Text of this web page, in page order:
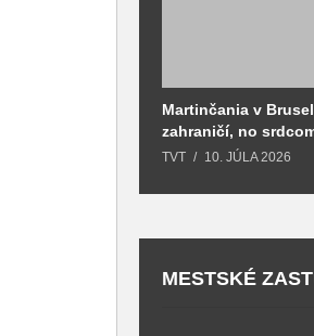
Martinčania v
zahraničí, no
TVT 10. JÚLA 2026
MESTSKÉ